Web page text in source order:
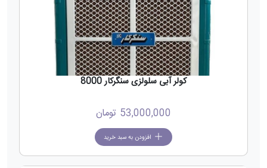
کولر آبی سلولزی سنگرکار 8000
53,000,000 تومان
افزودن به سبد خرید